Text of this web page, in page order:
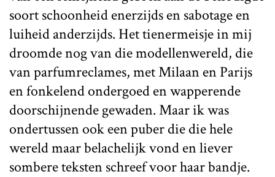
soort schoonheid enerzijds en sabotage en
luiheid anderzijds. Het tienermeisje in mij
droomde nog van die modellenwereld, die
van parfumreclames, met Milaan en Parijs
en fonkelend ondergoed en wapperende
doorschijnende gewaden. Maar ik was
ondertussen ook een puber die die hele
wereld maar belachelijk vond en liever
sombere teksten schreef voor haar bandje.